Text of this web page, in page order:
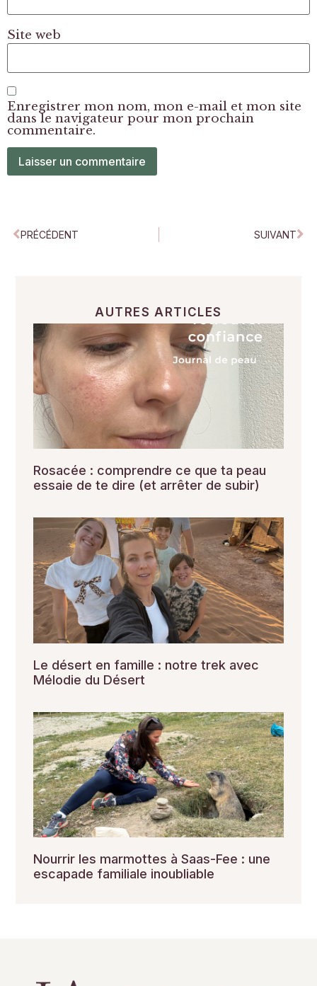
Site web
Enregistrer mon nom, mon e-mail et mon site
dans le navigateur pour mon prochain
commentaire.
PRÉCÉDENT SUIVANT
AUTRES ARTICLES
Rosacée : comprendre ce que ta peau
essaie de te dire (et arrêter de subir)
Le désert en famille : notre trek avec
Mélodie du Désert
Nourrir les marmottes à Saas-Fee : une
escapade familiale inoubliable